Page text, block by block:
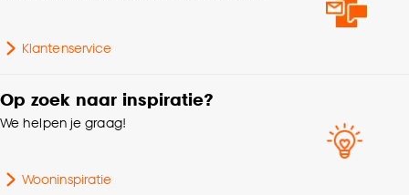
Maakwijze
Plooigordijn, Dubbele
Wavegordijn, Embrasse,
Coupage, Enkele plooi
Klantenservice
Op zoek naar inspiratie?
We helpen je graag!
Wooninspiratie